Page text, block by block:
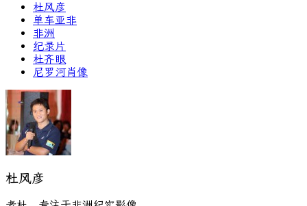
杜风彦
单车亚非
非洲
纪录片
杜齐眼
尼罗河肖像
杜风彦